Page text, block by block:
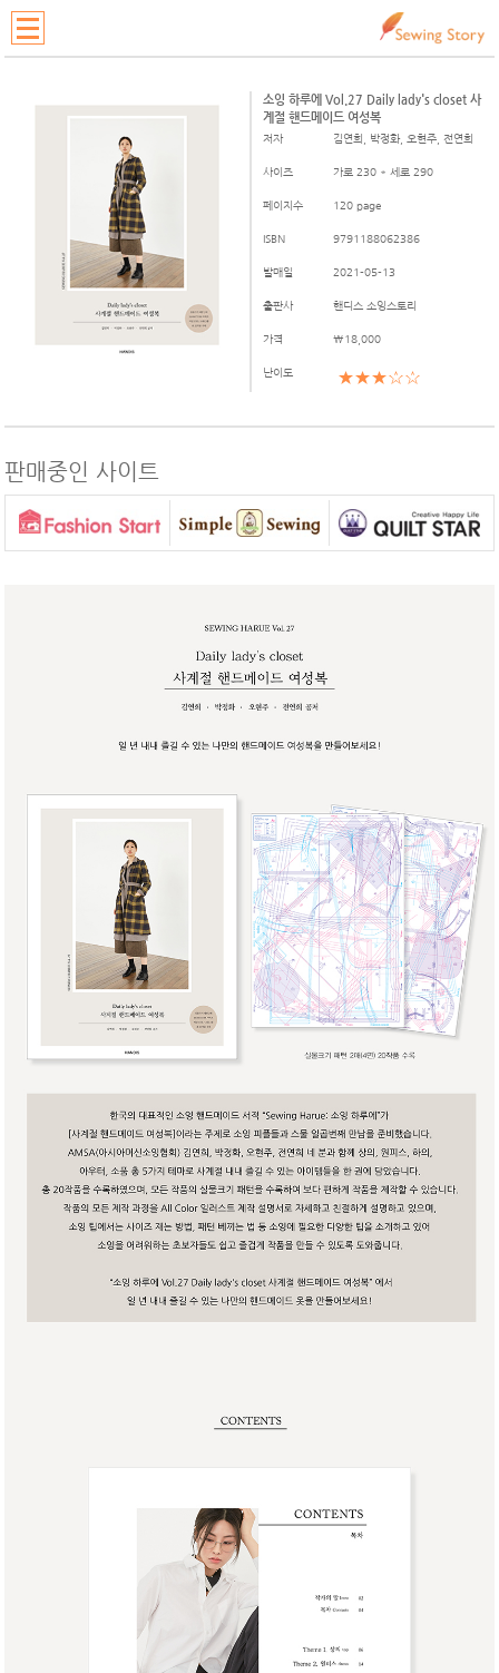
소잉 하루에 Vol.27 Daily lady's closet 사
계절 핸드메이드 여성복
저자 김연희, 박정화, 오현주, 전연희
사이즈 가로 230 * 세로 290
페이지수 120 page
ISBN 9791188062386
발매일 2021-05-13
출판사 핸디스 소잉스토리
가격 \18,000
난이도 ★★★☆☆
판매중인 사이트